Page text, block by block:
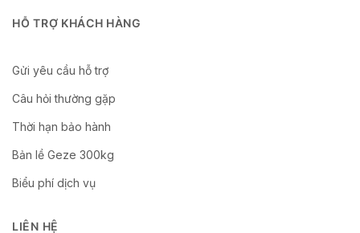
HỖ TRỢ KHÁCH HÀNG
Gửi yêu cầu hỗ trợ
Câu hỏi thường gặp
Thời hạn bảo hành
Bản lề Geze 300kg
Biểu phí dịch vụ
LIÊN HỆ